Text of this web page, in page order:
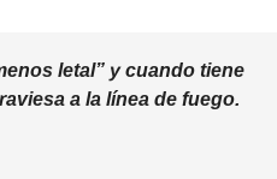
letal” y cuando tiene
a la línea de fuego.